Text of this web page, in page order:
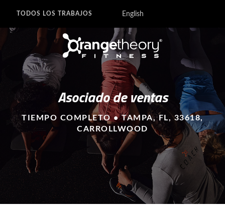
TODOS LOS TRABAJOS English
Asociado de ventas
TIEMPO COMPLETO • TAMPA, FL, 33618,
CARROLLWOOD